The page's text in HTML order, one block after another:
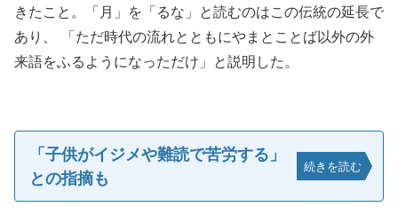
きたこと。「月」を「るな」と読むのはこの伝統の延長で
あり、 「ただ時代の流れとともにやまとことば以外の外
来語をふるようになっただけ」と説明した。
「子供がイジメや難読で苦労する」
との指摘も
続きを読む